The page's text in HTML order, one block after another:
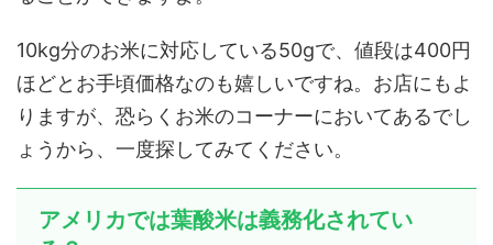
10kg分のお米に対応している50gで、値段は400円
ほどとお手頃価格なのも嬉しいですね。お店にもよ
りますが、恐らくお米のコーナーにおいてあるでし
ょうから、一度探してみてください。
アメリカでは葉酸米は義務化されてい